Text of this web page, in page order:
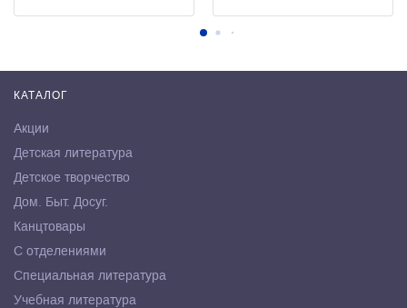
КАТАЛОГ
Акции
Детская литература
Детское творчество
Дом. Быт. Досуг.
Канцтовары
С отделениями
Специальная литература
Учебная литература